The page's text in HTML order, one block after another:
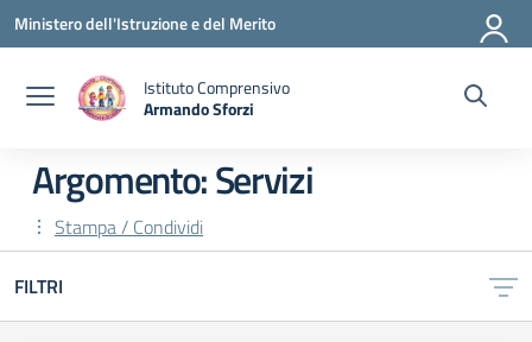
Vai ai contenuti
Vai al menu di navigazione
Vai al footer
Ministero dell'Istruzione e del Merito
Istituto Comprensivo
Armando Sforzi
Argomento: Servizi
Stampa / Condividi
FILTRI